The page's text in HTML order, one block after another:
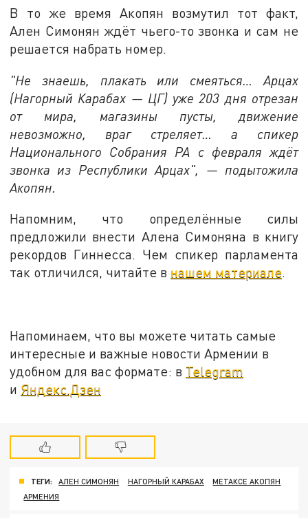
В то же время Акопян возмутил тот факт,
Ален Симонян ждёт чьего-то звонка и сам не
решается набрать номер.
"Не знаешь, плакать или смеяться… Арцах
(Нагорный Карабах — ЦГ) уже 203 дня отрезан
от мира, магазины пусты, движение
невозможно, враг стреляет… а спикер
Национального Собрания РА с февраля ждёт
звонка из Республики Арцах", — подытожила
Акопян.
Напомним, что определённые силы
предложили внести Алена Симоняна в книгу
рекордов Гиннесса. Чем спикер парламента
так отличился, читайте в нашем материале.
Напоминаем, что вы можете читать самые
интересные и важные новости Армении в
удобном для вас формате: в Telegram
и Яндекс.Дзен
ТЕГИ: АЛЕН СИМОНЯН НАГОРНЫЙ КАРАБАХ
МЕТАКСЕ АКОПЯН
АРМЕНИЯ